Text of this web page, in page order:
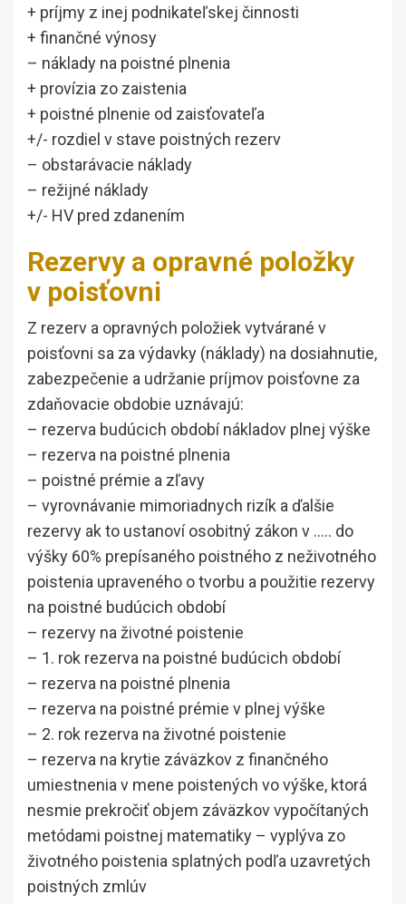
+ príjmy z inej podnikateľskej činnosti
+ finančné výnosy
– náklady na poistné plnenia
+ provízia zo zaistenia
+ poistné plnenie od zaisťovateľa
+/- rozdiel v stave poistných rezerv
– obstarávacie náklady
– režijné náklady
+/- HV pred zdanením
Rezervy a opravné položky
v poisťovni
Z rezerv a opravných položiek vytvárané v
poisťovni sa za výdavky (náklady) na dosiahnutie,
zabezpečenie a udržanie príjmov poisťovne za
zdaňovacie obdobie uznávajú:
– rezerva budúcich období nákladov plnej výške
– rezerva na poistné plnenia
– poistné prémie a zľavy
– vyrovnávanie mimoriadnych rizík a ďalšie
rezervy ak to ustanoví osobitný zákon v ….. do
výšky 60% prepísaného poistného z neživotného
poistenia upraveného o tvorbu a použitie rezervy
na poistné budúcich období
– rezervy na životné poistenie
– 1. rok rezerva na poistné budúcich období
– rezerva na poistné plnenia
– rezerva na poistné prémie v plnej výške
– 2. rok rezerva na životné poistenie
– rezerva na krytie záväzkov z finančného
umiestnenia v mene poistených vo výške, ktorá
nesmie prekročiť objem záväzkov vypočítaných
metódami poistnej matematiky – vyplýva zo
životného poistenia splatných podľa uzavretých
poistných zmlúv